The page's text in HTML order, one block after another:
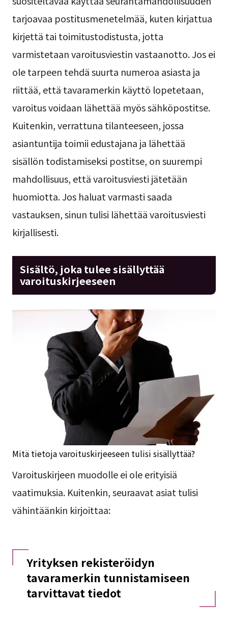
tarjoavaa postitusmenetelmää, kuten kirjattua
kirjettä tai toimitustodistusta, jotta
varmistetaan varoitusviestin vastaanotto. Jos ei
ole tarpeen tehdä suurta numeroa asiasta ja
riittää, että tavaramerkin käyttö lopetetaan,
varoitus voidaan lähettää myös sähköpostitse.
Kuitenkin, verrattuna tilanteeseen, jossa
asiantuntija toimii edustajana ja lähettää
sisällön todistamiseksi postitse, on suurempi
mahdollisuus, että varoitusviesti jätetään
huomiotta. Jos haluat varmasti saada
vastauksen, sinun tulisi lähettää varoitusviesti
kirjallisesti.
Sisältö, joka tulee sisällyttää
varoituskirjeeseen
Mitä tietoja varoituskirjeeseen tulisi sisällyttää?
Varoituskirjeen muodolle ei ole erityisiä
vaatimuksia. Kuitenkin, seuraavat asiat tulisi
vähintäänkin kirjoittaa:
Yrityksen rekisteröidyn
tavaramerkin tunnistamiseen
tarvittavat tiedot